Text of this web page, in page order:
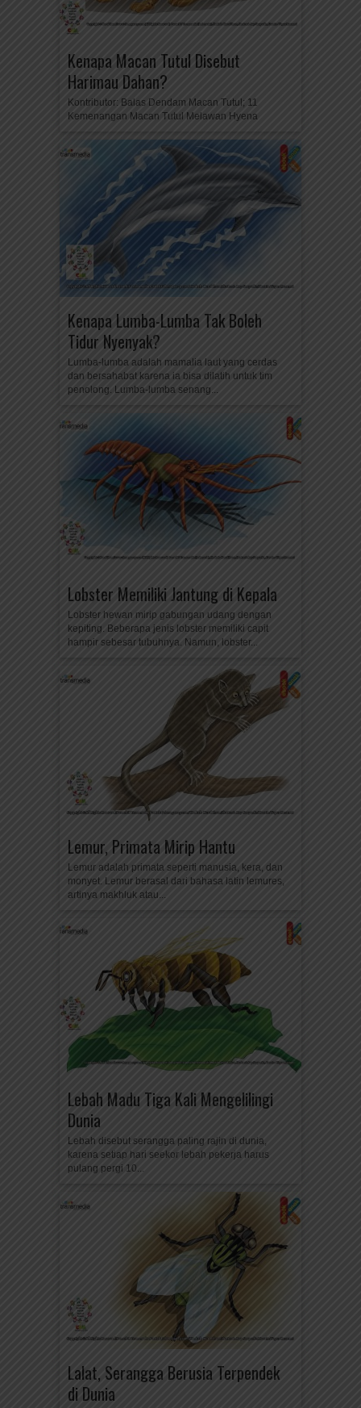
Kenapa Macan Tutul Disebut
Harimau Dahan?
Kontributor: Balas Dendam Macan Tutul; 11
Kemenangan Macan Tutul Melawan Hyena
Kenapa Lumba-Lumba Tak Boleh
Tidur Nyenyak?
Lumba-lumba adalah mamalia laut yang cerdas
dan bersahabat karena ia bisa dilatih untuk tim
penolong. Lumba-lumba senang...
Lobster Memiliki Jantung di Kepala
Lobster hewan mirip gabungan udang dengan
kepiting. Beberapa jenis lobster memiliki capit
hampir sebesar tubuhnya. Namun, lobster...
Lemur, Primata Mirip Hantu
Lemur adalah primata seperti manusia, kera, dan
monyet. Lemur berasal dari bahasa latin lemures,
artinya makhluk atau...
Lebah Madu Tiga Kali Mengelilingi
Dunia
Lebah disebut serangga paling rajin di dunia,
karena setiap hari seekor lebah pekerja harus
pulang pergi 10...
Lalat, Serangga Berusia Terpendek
di Dunia